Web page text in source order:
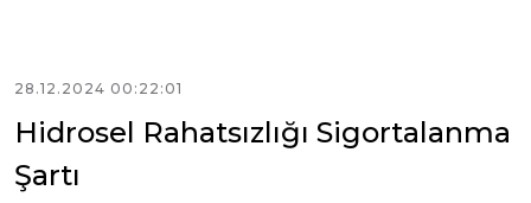
28.12.2024 00:22:01
Hidrosel Rahatsızlığı Sigortalanma
Şartı